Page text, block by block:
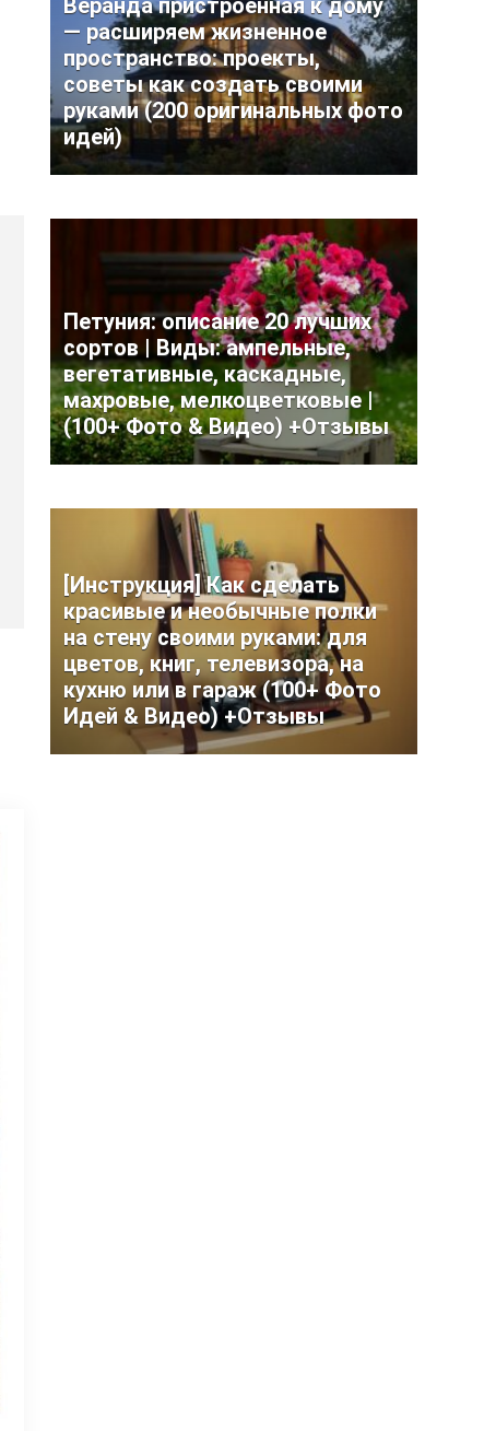
Веранда пристроенная к дому
— расширяем жизненное
пространство: проекты,
советы как создать своими
руками (200 оригинальных фото
идей)
Петуния: описание 20 лучших
сортов | Виды: ампельные,
вегетативные, каскадные,
махровые, мелкоцветковые |
(100+ Фото & Видео) +Отзывы
[Инструкция] Как сделать
красивые и необычные полки
на стену своими руками: для
цветов, книг, телевизора, на
кухню или в гараж (100+ Фото
Идей & Видео) +Отзывы